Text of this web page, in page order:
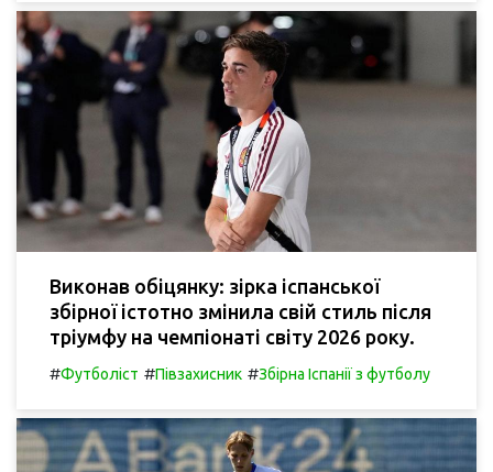
Виконав обіцянку: зірка іспанської
збірної істотно змінила свій стиль після
тріумфу на чемпіонаті світу 2026 року.
#Футболіст #Півзахисник #Збірна Іспанії з футболу